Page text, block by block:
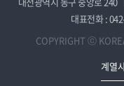
대표전화 :
COPYRIGHT ⓒ
계열